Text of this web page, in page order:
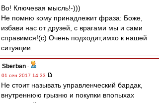
Во! Ключевая мысль!-)))
Не помню кому принадлежит фраза: Боже,
избави нас от друзей, с врагами мы и сами
справимся!(с) Очень подходит,имхо к нашей
ситуации.
Sberban -
01 сен 2017 14:33
Не стоит называть управленческий бардак,
внутреннюю грызню и покупки впопыхах